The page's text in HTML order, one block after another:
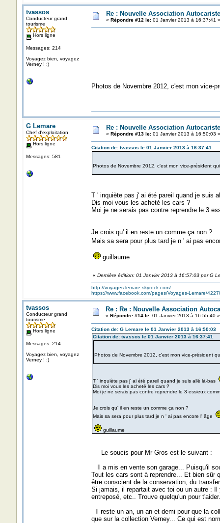
tvassos
Conducteur grand
tourisme
Hors ligne
Messages: 214
Voyagez bien, voyagez
Verney ! :)
Re : Nouvelle Association
« Répondre #12 le:01 Janvier 2013 à 16:37:41 »
Photos de Novembre 2012, c'est mon vice-
G Lemare
Chef d'exploitation
Hors ligne
Messages: 581
Re : Nouvelle Association
« Répondre #13 le:01 Janvier 2013 à 16:50:03 »
Citation de: tvassos le 01 Janvier 2013 à 16:37:41
Photos de Novembre 2012, c'est mon vice-président
T ' inquiète pas j' ai été pareil quand je suis
Dis moi vous les acheté les cars ?
Moi je ne serais pas contre reprendre le 3
Je crois qu' il en reste un comme ça non ?
Mais sa sera pour plus tard je n ' ai pas
guillaume
« Dernière édition: 01 Janvier 2013 à 16:57:03 par G
http://voyages-lemare.skyrock.com/
https://www.facebook.com/pages/Voyages-Lemare/
tvassos
Conducteur grand
tourisme
Hors ligne
Messages: 214
Voyagez bien, voyagez
Verney ! :)
Re : Re : Nouvelle Association
« Répondre #14 le:01 Janvier 2013 à 16:55:40 »
Citation de: G Lemare le 01 Janvier 2013 à 16:50:03
Citation de: tvassos le 01 Janvier 2013 à 16:37:41
Photos de Novembre 2012, c'est mon vice-président
T ' inquiète pas j' ai été pareil quand je suis allé là-bas
Dis moi vous les acheté les cars ?
Moi je ne serais pas contre reprendre le 3 essieux
Je crois qu' il en reste un comme ça non ?
Mais sa sera pour plus tard je n ' ai pas encore l' âge
guillaume
Le soucis pour Mr Gros est le suivant :
Il a mis en vente son garage... Puisqu'il
Tout les cars sont à reprendre... Et bien sûr
être conscient de la conservation, du
Si jamais, il repartait avec toi ou un autre :
entreposé, etc.. Trouve quelqu'un pour t'aider.
Il reste un an, un an et demi pour que la
que sur la collection Verney... Ce qui est